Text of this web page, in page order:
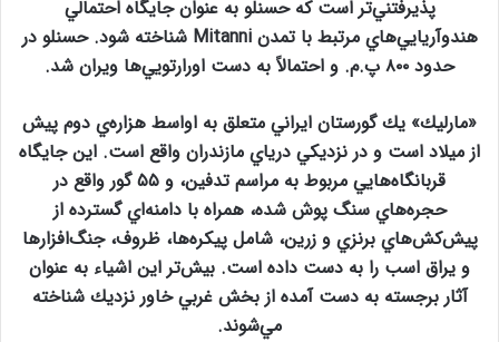
پذيرفتني‌تر است كه حسنلو به عنوان جايگاه احتمالي
هندوآريايي‌هاي مرتبط با تمدن Mitanni شناخته شود. حسنلو در
حدود ۸۰۰ پ.م. و احتمالاً به دست اورارتويي‌ها ويران شد.
«مارليك» يك گورستان ايراني متعلق به اواسط هزاره‌ي دوم پيش
از ميلاد است و در نزديكي درياي مازندران واقع است. اين جايگاه
قربانگاه‌هايي مربوط به مراسم تدفين، و ۵۵ گور واقع در
حجره‌هاي سنگ پوش شده، همراه با دامنه‌اي گسترده از
پيش‌كش‌هاي برنزي و زرين، شامل پيكره‌ها، ظروف، جنگ‌افزارها
و يراق اسب را به دست داده است. بيش‌تر اين اشياء به عنوان
آثار برجسته به دست آمده از بخش غربي خاور نزديك شناخته
مي‌شوند.